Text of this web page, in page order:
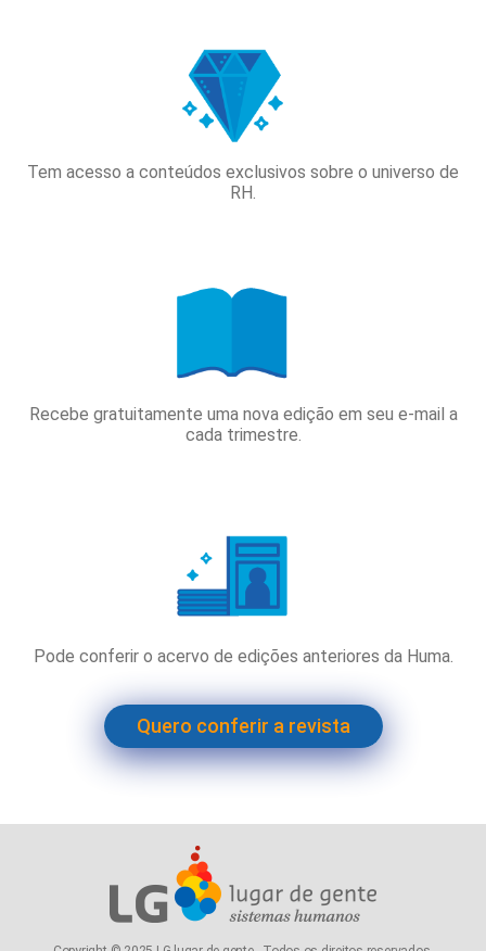
Tem acesso a conteúdos exclusivos sobre o universo de
RH.
Recebe gratuitamente uma nova edição em seu e-mail a
cada trimestre.
Pode conferir o acervo de edições anteriores da Huma.
Quero conferir a revista